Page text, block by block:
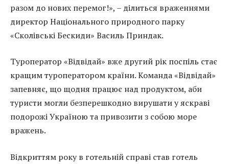
разом до нових перемог!», – ділиться враженнями
директор Національного природного парку
«Сколівські Бескиди» Василь Приндак.
Туроператор «Відвідай» вже другий рік поспіль стає
кращим туроператором країни. Команда «Відвідай»
запевняє, що щодня працює над продуктом, аби
туристи могли безперешкодно вирушати у яскраві
подорожі Україною та привозити з собою море
вражень.
Відкриттям року в готельній справі став готель